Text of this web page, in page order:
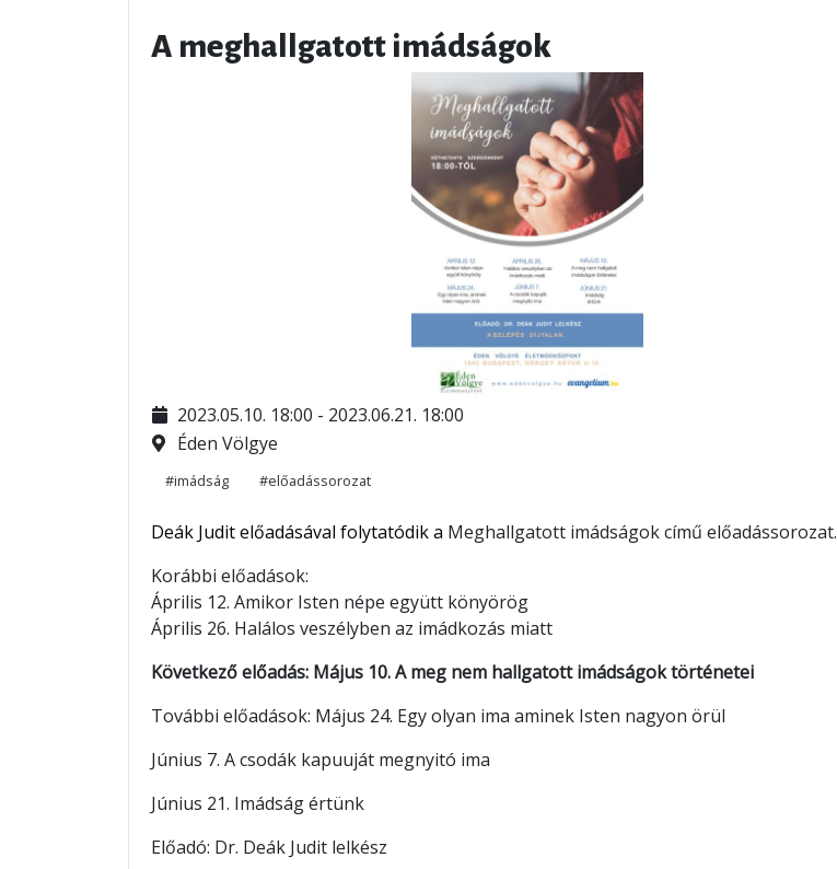
A meghallgatott imádságok
2023.05.10. 18:00 - 2023.06.21. 18:00
Éden Völgye
#imádság #előadássorozat
Deák Judit előadásával folytatódik a Meghallgatott imádságok című előadássorozat.
Korábbi előadások:
Április 12. Amikor Isten népe együtt könyörög
Április 26. Halálos veszélyben az imádkozás miatt
Következő előadás: Május 10. A meg nem hallgatott imádságok történetei
További előadások: Május 24. Egy olyan ima aminek Isten nagyon örül
Június 7. A csodák kapuuját megnyitó ima
Június 21. Imádság értünk
Előadó: Dr. Deák Judit lelkész